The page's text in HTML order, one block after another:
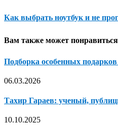
Как выбрать ноутбук и не
Вам также может понравиться
Подборка особенных
06.03.2026
Тахир Гараев: ученый,
10.10.2025